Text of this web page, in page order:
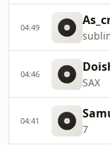
04:49
04:46
SAX
04:41
7